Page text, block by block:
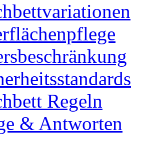
Regeln
& Antworten